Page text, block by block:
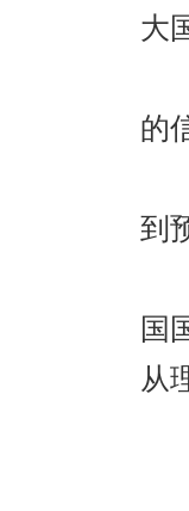
大
的
到
国
从